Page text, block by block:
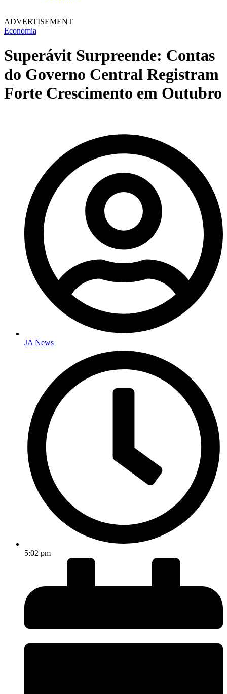
ADVERTISEMENT
Economia
Superávit Surpreende: Contas
do Governo Central Registram
Forte Crescimento em Outubro
JA News
5:02 pm